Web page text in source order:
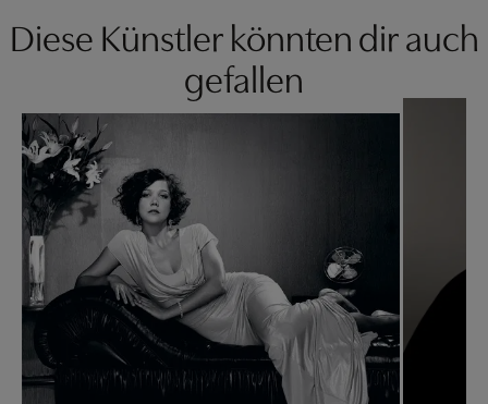
Diese Künstler könnten dir auch
gefallen